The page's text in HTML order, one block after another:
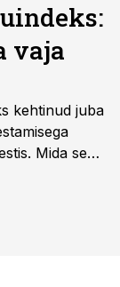
vaja
kehtinud juba
Mida see
ollakse?
OÜ